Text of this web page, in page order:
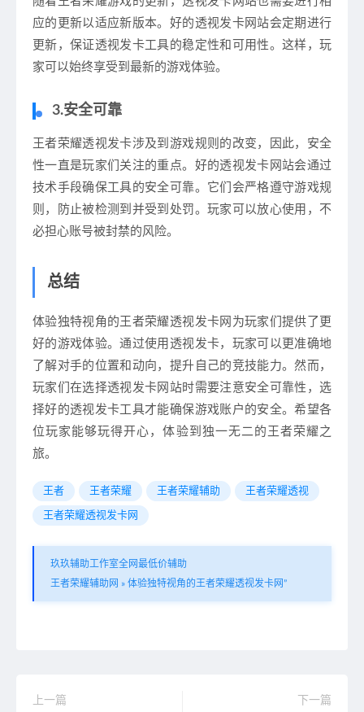
应的更新以适应新版本。好的透视发卡网站会定期进行
更新，保证透视发卡工具的稳定性和可用性。这样，玩
家可以始终享受到最新的游戏体验。
3.安全可靠
王者荣耀透视发卡涉及到游戏规则的改变，因此，安全
性一直是玩家们关注的重点。好的透视发卡网站会通过
技术手段确保工具的安全可靠。它们会严格遵守游戏规
则，防止被检测到并受到处罚。玩家可以放心使用，不
必担心账号被封禁的风险。
总结
体验独特视角的王者荣耀透视发卡网为玩家们提供了更
好的游戏体验。通过使用透视发卡，玩家可以更准确地
了解对手的位置和动向，提升自己的竞技能力。然而，
玩家们在选择透视发卡网站时需要注意安全可靠性，选
择好的透视发卡工具才能确保游戏账户的安全。希望各
位玩家能够玩得开心，体验到独一无二的王者荣耀之
旅。
王者 王者荣耀 王者荣耀辅助 王者荣耀透视
王者荣耀透视发卡网
玖玖辅助工作室全网最低价辅助
王者荣耀辅助网 » 体验独特视角的王者荣耀透视发卡网”
上一篇
下一篇